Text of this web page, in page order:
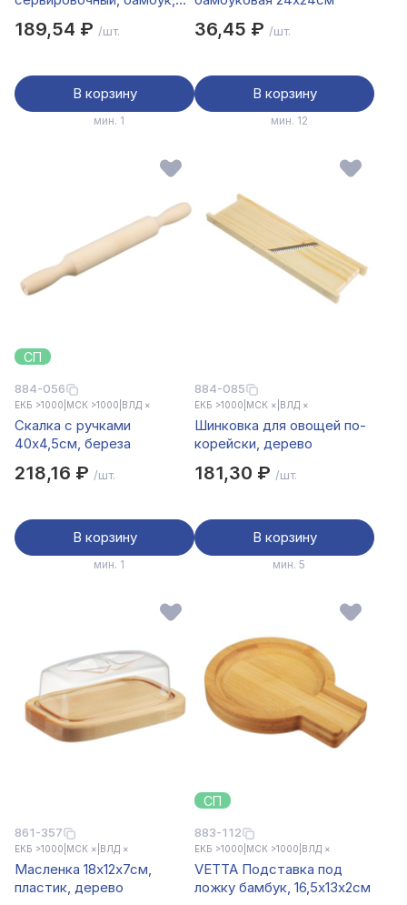
189,54 ₽ /шт.
В корзину
мин. 1
36,45 ₽ /шт.
В корзину
мин. 12
СП
884-056
ЕКБ >1000 МСК >1000 ВЛД ×
Скалка с ручками
40x4,5см, береза
218,16 ₽ /шт.
В корзину
мин. 1
884-085
ЕКБ >1000 МСК × ВЛД ×
Шинковка для овощей по-
корейски, дерево
181,30 ₽ /шт.
В корзину
мин. 5
861-357
ЕКБ >1000 МСК × ВЛД ×
Масленка 18х12х7см,
пластик, дерево
СП
883-112
ЕКБ >1000 МСК >1000 ВЛД ×
VETTA Подставка под
ложку бамбук, 16,5x13x2см